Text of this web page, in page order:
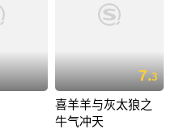
7.3
喜羊羊与灰太狼之
牛气冲天